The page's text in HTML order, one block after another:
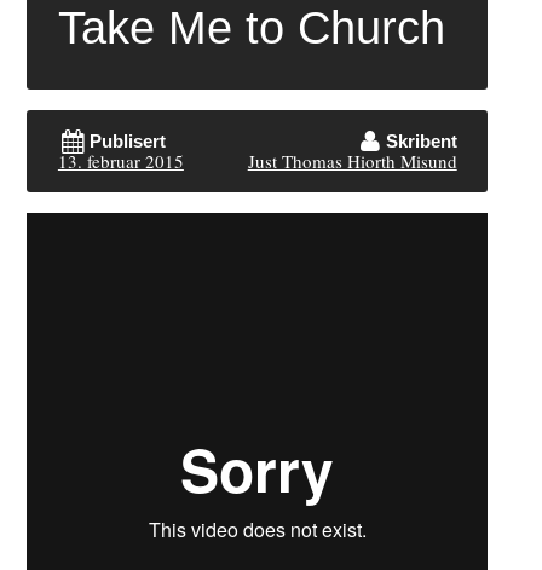
Take Me to Church
Publisert
13. februar 2015
Skribent
Just Thomas Hiorth Misund